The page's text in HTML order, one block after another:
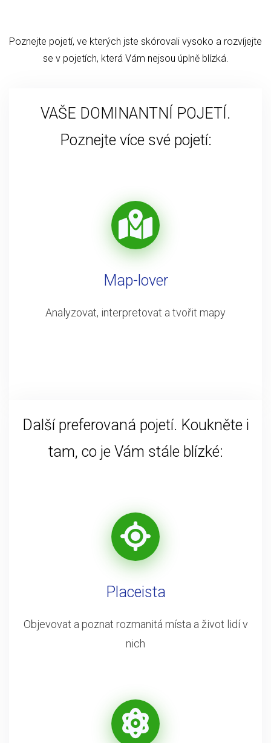
Poznejte pojetí, ve kterých jste skórovali vysoko a rozvíjejte
se v pojetích, která Vám nejsou úplně blízká.
VAŠE DOMINANTNÍ POJETÍ.
Poznejte více své pojetí:
Map-lover
Analyzovat, interpretovat a tvořit mapy
Další preferovaná pojetí. Koukněte i
tam, co je Vám stále blízké:
Placeista
Objevovat a poznat rozmanitá místa a život lidí v
nich